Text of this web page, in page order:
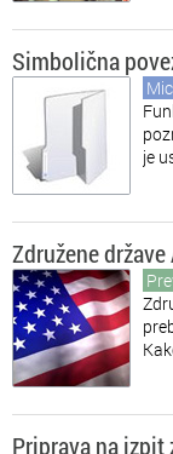
Simbolična
je
Združene
Priprava na